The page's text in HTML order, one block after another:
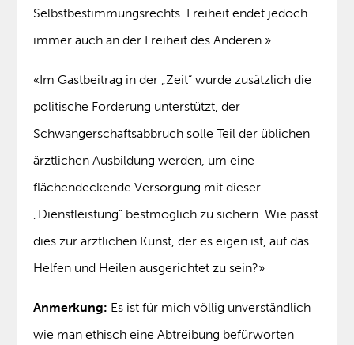
Selbstbestimmungsrechts. Freiheit endet jedoch
immer auch an der Freiheit des Anderen.»
«Im Gastbeitrag in der „Zeit“ wurde zusätzlich die
politische Forderung unterstützt, der
Schwangerschaftsabbruch solle Teil der üblichen
ärztlichen Ausbildung werden, um eine
flächendeckende Versorgung mit dieser
„Dienstleistung“ bestmöglich zu sichern. Wie passt
dies zur ärztlichen Kunst, der es eigen ist, auf das
Helfen und Heilen ausgerichtet zu sein?»
Anmerkung: Es ist für mich völlig unverständlich
wie man ethisch eine Abtreibung befürworten